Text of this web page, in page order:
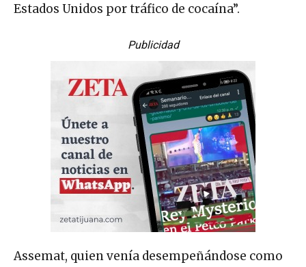
Estados Unidos por tráfico de cocaína”.
Publicidad
Assemat, quien venía desempeñándose como